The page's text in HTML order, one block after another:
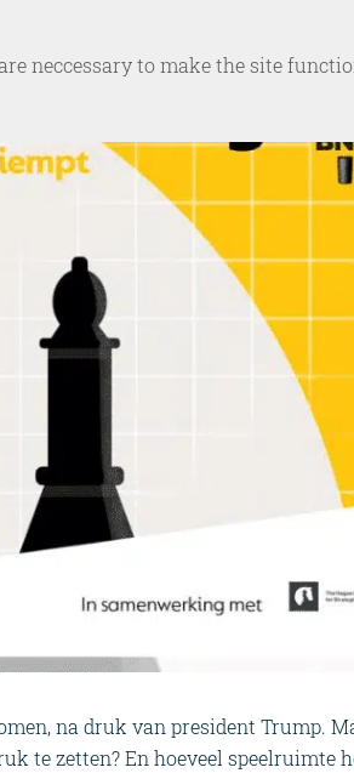
na druk van president Trump.
te zetten? En hoeveel speelruimte
neccessary to make the site